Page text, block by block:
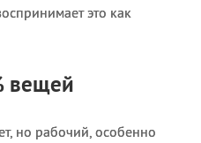
это как
вещей
но рабочий, особенно